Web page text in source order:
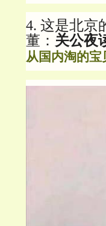
4. 这是北京
董： 关公夜
从国内淘的宝